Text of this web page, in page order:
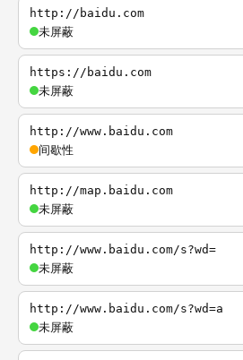
http://baidu.com
未屏蔽
https://baidu.com
未屏蔽
http://www.baidu.com
间歇性
http://map.baidu.com
未屏蔽
http://www.baidu.com/s?wd=
未屏蔽
http://www.baidu.com/s?wd=a
未屏蔽